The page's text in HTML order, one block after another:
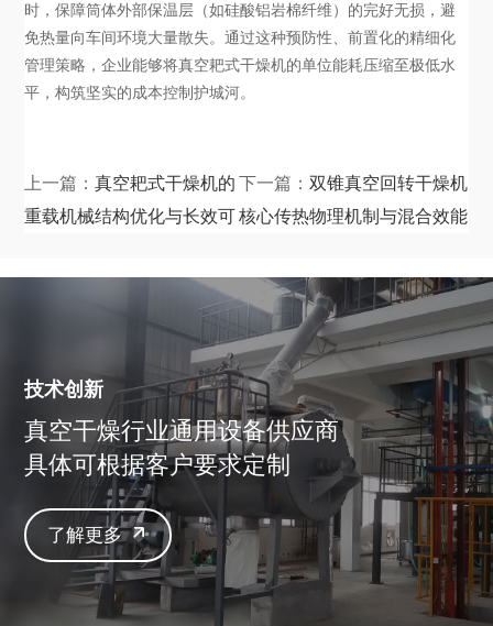
时，保障筒体外部保温层（如硅酸铝岩棉纤维）的完好无损，避
免热量向车间环境大量散失。通过这种预防性、前置化的精细化
管理策略，企业能够将真空耙式干燥机的单位能耗压缩至极低水
平，构筑坚实的成本控制护城河。
上一篇：真空耙式干燥机的
重载机械结构优化与长效可
下一篇：双锥真空回转干燥机
核心传热物理机制与混合效能
技术创新
真空干燥行业通用设备供应商
具体可根据客户要求定制
了解更多